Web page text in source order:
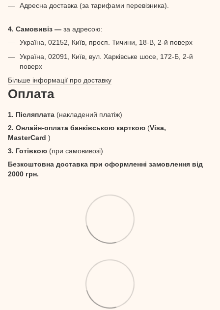
Адресна доставка (за тарифами перевізника).
4. Самовивіз — за адресою:
Україна, 02152, Київ, просп. Тичини, 18-В, 2-й поверх
Україна, 02091, Київ, вул. Харківське шосе, 172-Б, 2-й
поверх
Більше інформації про доставку
Оплата
1. Післяплата (накладений платіж)
2. Онлайн-оплата банківською карткою (Visa,
MasterCard )
3. Готівкою (при самовивозі)
Безкоштовна доставка при оформленні замовлення від
2000 грн.